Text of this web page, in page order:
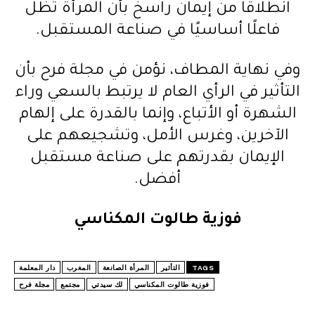
انطلاقًا من إيمان راسخ بأن المرأة تظل
فاعلًا أساسيًا في صناعة المستقبل.
وفي نهاية المطاف، نؤمن في مجلة فرح بأن
التأثير في الرأي العام لا يرتبط بالسعي وراء
الشهرة أو الأتباع، وإنما بالقدرة على إلهام
الآخرين، وغرس الأمل، وتشجيعهم على
الإيمان بقدرتهم على صناعة مستقبل
أفضل.
فوزية طالوت المكناسي
TAGS التأثير المرأة الصانعة المغرب دار المعلمة
فوزية طالوت المكناسي لك سيدتي مجتمع مجلة فرح